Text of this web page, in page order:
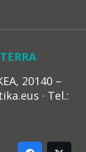
20140 –
· Tel.: